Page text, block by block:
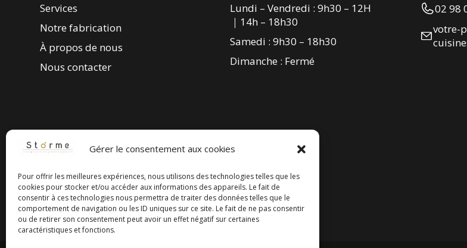
Gérer le consentement aux cookies
Pour offrir les meilleures expériences, nous utilisons des technologies telles que les
cookies pour stocker et/ou accéder aux informations des appareils. Le fait de
consentir à ces technologies nous permettra de traiter des données telles que le
comportement de navigation ou les ID uniques sur ce site. Le fait de ne pas consentir
ou de retirer son consentement peut avoir un effet négatif sur certaines
caractéristiques et fonctions.
Services
Notre fabrication
À propos de nous
Nous contacter
Lundi – Vendredi : 9h30 – 12H
｜14h – 18h30
Samedi : 9h30 – 18h30
Dimanche : Fermé
02 98
votre-